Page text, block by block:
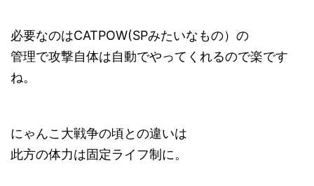
必要なのはCATPOW(SPみたいなもの）の
管理で攻撃自体は自動でやってくれるので楽です
ね。
にゃんこ大戦争の頃との違いは
此方の体力は固定ライフ制に。